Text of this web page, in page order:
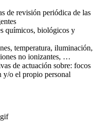
de revisión periódica de las
químicos, biológicos y
temperatura, iluminación,
no ionizantes, …
de actuación sobre: focos
y/o el propio personal